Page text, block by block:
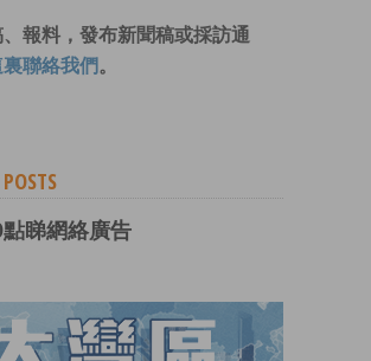
報料，發布新聞稿或採訪通
聯絡我們 。
點睇網絡廣告